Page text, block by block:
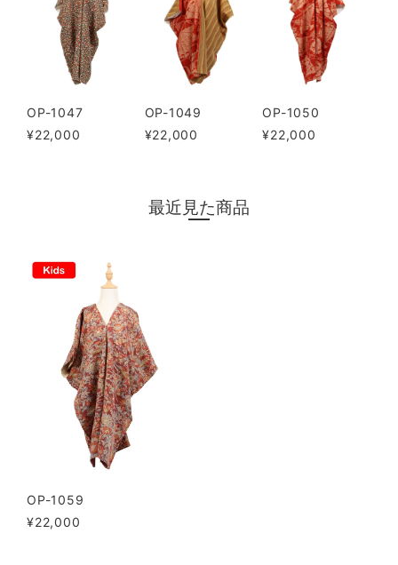
OP-1047
¥22,000
OP-1049
¥22,000
OP-1050
¥22,000
最近見た商品
OP-1059
¥22,000